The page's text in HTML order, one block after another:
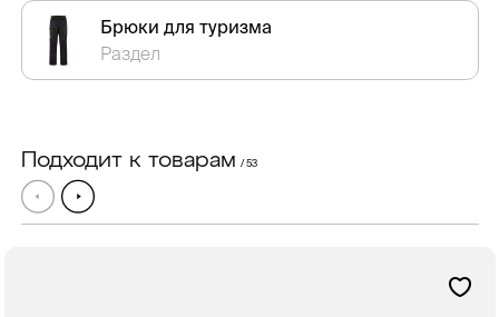
Брюки для туризма
Раздел
Подходит к товарам / 53